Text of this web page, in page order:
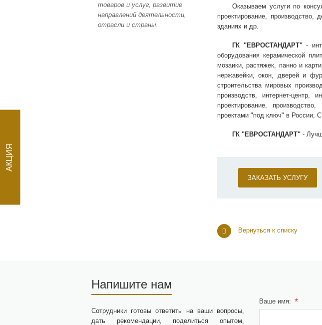
АКЦИЯ
товаров и услуг, развитие
направлений деятельности,
отрасли и страны.
Оказываем услуги по
проектирование, производство,
зданиях и др.
ГК "ЕВРОСТАНДАРТ"-
оборудования керамической
мозаики, растяжек, панно и
нержавейки, окон, дверей и
строительства мировых
производств, интернет-центр,
проектирование,
проектами "под ключ" в России,
ГК "ЕВРОСТАНДАРТ" -
ЗАКАЗАТЬ УСЛУГУ
Вернуться к списку
Напишите нам
Сотрудники готовы ответить на ваши вопросы,
дать рекомендации, поделиться опытом,
Ваше имя: *